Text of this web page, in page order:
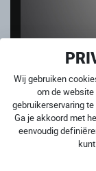
Wij gebruiken
om de
gebruikerservaring
Ga je akkoord met
eenvoudig
MONSTER
Op voorraad